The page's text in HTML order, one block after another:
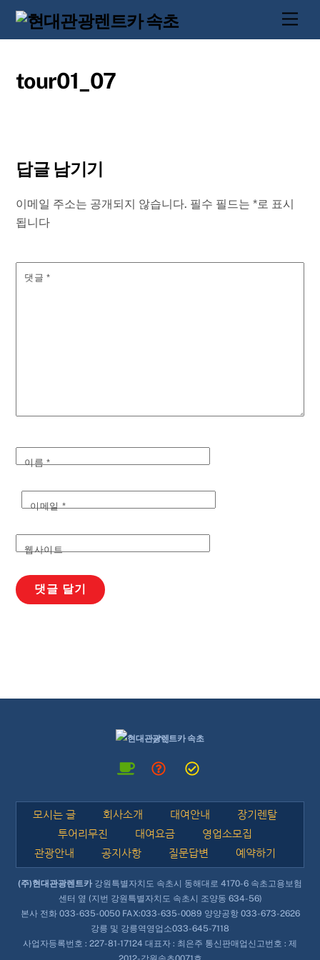
Skip
tour01_07
답글 남기기
이메일 주소는 공개되지 않습니다. 필수 필드는*로 표시
됩니다
댓글 *
이름*
이메일*
웹사이트
Back
Top
모시는 글 회사소개 대여안내
장기렌탈
투어리무진
대여요금
영업소모집
관광안내
공지사항 질문답변 예약하기
(주)현대관광렌트카 강원특별자치도 속초시 동해대로 4170-6 속초고용보험
센터 옆 (지번 강원특별자치도 속초시 조양동 634-56)
본사 전화 033-635-0050FAX:033-635-0089 양양공항 033-673-2626
강릉 및 강릉역영업소033-645-7118
사업자등록번호 : 227-81-17124 대표자 : 최은주 통신판매업신고번호 : 제